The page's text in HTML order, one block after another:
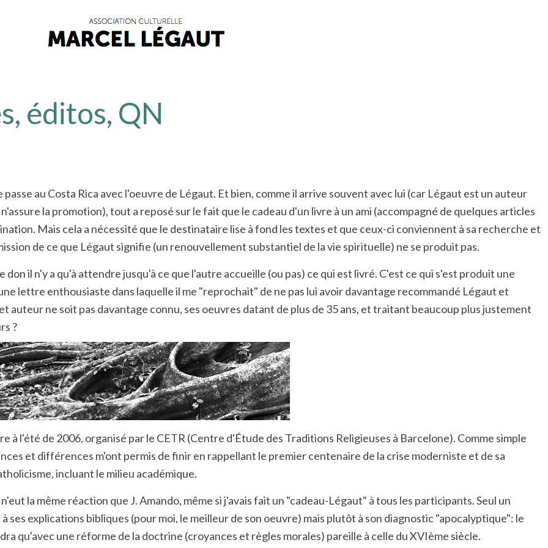
éditos, QN
au Costa Rica avec l'oeuvre de Légaut. Et bien, comme il arrive souvent avec lui (car Légaut est un auteur
la promotion), tout a reposé sur le fait que le cadeau d'un livre à un ami (accompagné de quelques articles
Mais cela a nécessité que le destinataire lise à fond les textes et que ceux-ci conviennent à sa recherche et
de ce que Légaut signifie (un renouvellement substantiel de la vie spirituelle) ne se produit pas.
il n'y a qu'à attendre jusqu'à ce que l'autre accueille (ou pas) ce qui est livré. C'est ce qui s'est produit une
lettre enthousiaste dans laquelle il me "reprochait" de ne pas lui avoir davantage recommandé Légaut et
auteur ne soit pas davantage connu, ses oeuvres datant de plus de 35 ans, et traitant beaucoup plus justement
?
à l'été de 2006, organisé par le CETR (Centre d'Étude des Traditions Religieuses à Barcelone). Comme simple
et différences m'ont permis de finir en rappellant le premier centenaire de la crise moderniste et de sa
incluant le milieu académique.
la même réaction que J. Amando, même si j'avais fait un "cadeau-Légaut" à tous les participants. Seul un
ses explications bibliques (pour moi, le meilleur de son oeuvre) mais plutôt à son diagnostic "apocalyptique": le
qu'avec une réforme de la doctrine (croyances et règles morales) pareille à celle du XVIème siècle.